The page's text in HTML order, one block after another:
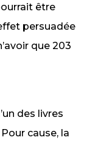
être
persuadée
que 203
des livres
cause, la